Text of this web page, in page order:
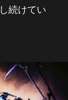
続けてい